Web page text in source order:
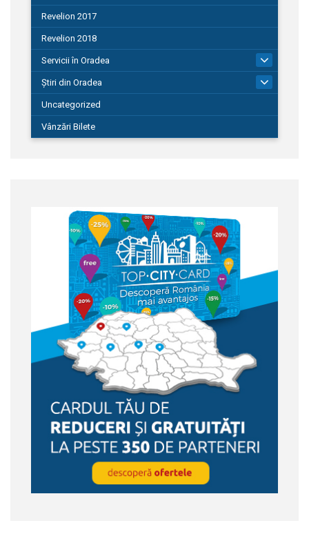
Revelion 2017
Revelion 2018
Servicii în Oradea
Știri din Oradea
Uncategorized
Vânzări Bilete